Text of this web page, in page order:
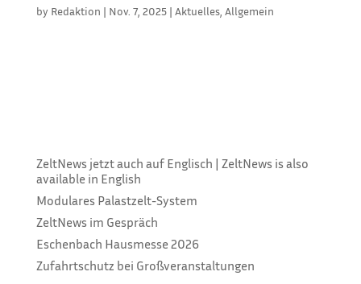
by Redaktion | Nov. 7, 2025| Aktuelles, Allgemein
ZeltNews jetzt auch auf Englisch | ZeltNews is also
available in English
Modulares Palastzelt-System
ZeltNews im Gespräch
Eschenbach Hausmesse 2026
Zufahrtschutz bei Großveranstaltungen